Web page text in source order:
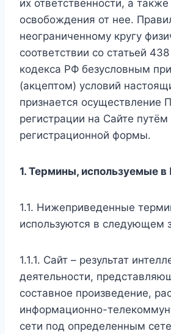
их ответственности, а
освобождения от нее.
неограниченному кругу
соответствии со статьей
кодекса РФ безусловным
(акцептом) условий
признается осуществление
регистрации на Сайте путём
регистрационной формы.
1. Термины, используемые в
1.1. Нижеприведенные
используются в следующем
1.1.1. Сайт – результат
деятельности,
составное произведение,
информационно-
сети под определенным